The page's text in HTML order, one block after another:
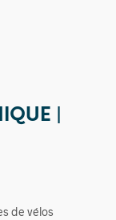
|
de vélos